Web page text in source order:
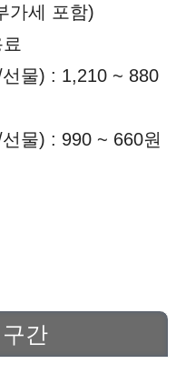
가세 포함)
물) : 1,210 ~ 880
물) : 990 ~ 660원
간